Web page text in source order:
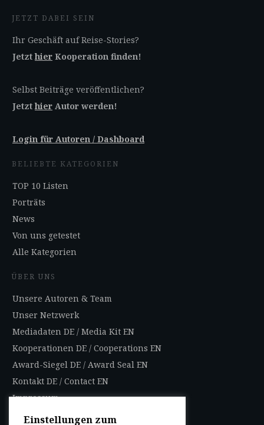
JETZT DABEI SEIN
Ihr Geschäft auf Reise-Stories?
Jetzthier Kooperation finden!
Selbst Beiträge veröffentlichen?
Jetzthier Autor werden!
Login für Autoren / Dashboard
BELIEBTE KATEGORIEN
TOP 10 Listen
Porträts
News
Von uns getestet
Alle Kategorien
ÜBER UNS
Unsere Autoren & Team
Unser Netzwerk
Mediadaten DE / Media Kit EN
Kooperationen DE / Cooperations EN
Award-Siegel DE / Award Seal EN
Kontakt DE / Contact EN
Impressum
Datenschutzbestimmungen
Einstellungen zum